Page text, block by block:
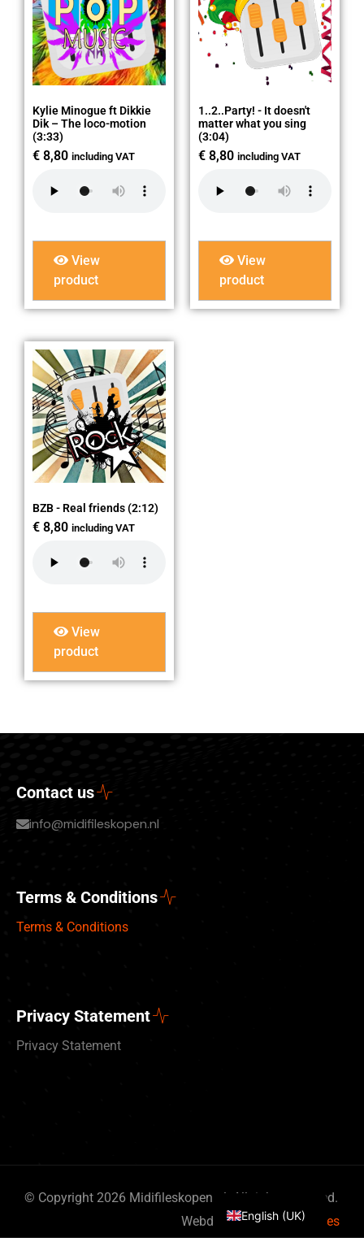
Kylie Minogue ft Dikkie
Dik – The loco-motion
(3:33)
€ 8,80 including VAT
View
product
1..2..Party! - It doesn't
matter what you sing
(3:04)
€ 8,80 including VAT
View
product
BZB - Real friends (2:12)
€ 8,80 including VAT
View
product
Contact us
info@midifileskopen.nl
Terms & Conditions
Terms & Conditions
Privacy Statement
Privacy Statement
© Copyright 2026 Midifileskopen.nl. All rights reserved.
WebdesignBy Bits & Pieces
English (UK)
Deutsch